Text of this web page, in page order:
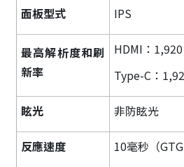
面板型式 IPS
最高解析度和刷
新率
HDMI：
Type-C：
眩光 非防眩光
反應速度 10毫秒（GTG